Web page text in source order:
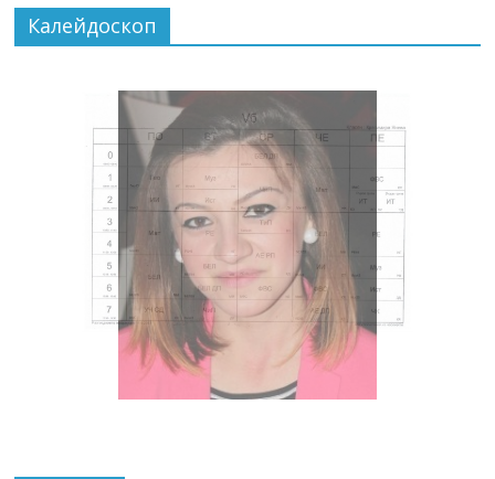
Калейдоскоп